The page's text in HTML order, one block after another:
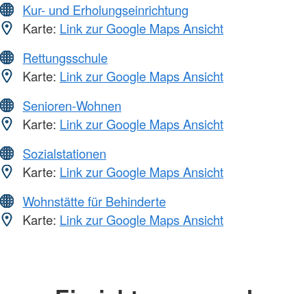
Kur- und Erholungseinrichtung
Karte: Link zur Google Maps Ansicht
Rettungsschule
Karte: Link zur Google Maps Ansicht
Senioren-Wohnen
Karte: Link zur Google Maps Ansicht
Sozialstationen
Karte: Link zur Google Maps Ansicht
Wohnstätte für Behinderte
Karte: Link zur Google Maps Ansicht